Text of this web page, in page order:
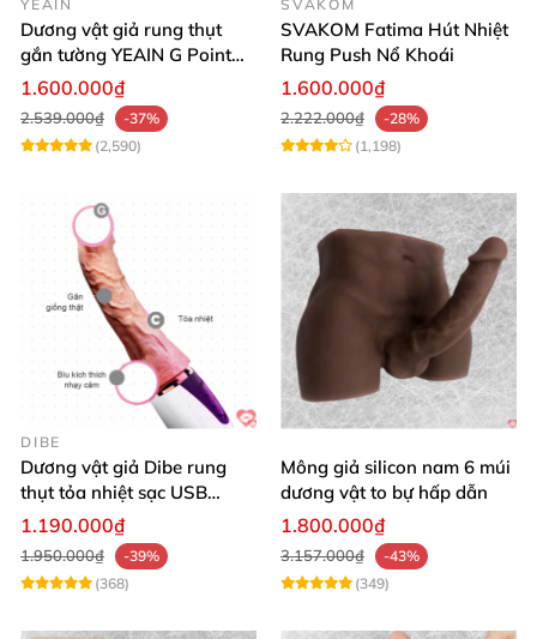
YEAIN
Dương vật giả rung thụt
gắn tường YEAIN G Point
tỏa nhiệt điều khiển từ xa
1.600.000₫
2.539.000₫
-37%
(2,590)
SVAKOM
SVAKOM Fatima Hút Nhiệt
Rung Push Nổ Khoái
1.600.000₫
2.222.000₫
-28%
(1,198)
DIBE
Dương vật giả Dibe rung
thụt tỏa nhiệt sạc USB
silicon mềm mại
1.190.000₫
1.950.000₫
-39%
(368)
Mông giả silicon nam 6 múi
dương vật to bự hấp dẫn
1.800.000₫
3.157.000₫
-43%
(349)